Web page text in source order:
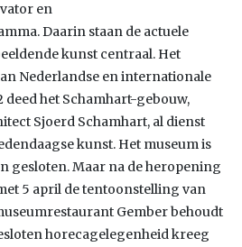
en
Daarin staan de actuele
kunst centraal. Het
Nederlandse en internationale
deed het Schamhart-gebouw,
Sjoerd Schamhart, al dienst
kunst. Het museum is
gesloten. Maar na de heropening
5 april de tentoonstelling van
Gember behoudt
horecagelegenheid kreeg